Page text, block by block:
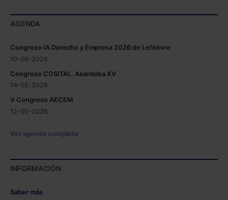
AGENDA
Congreso IA Derecho y Empresa 2026 de Lefebvre
10-06-2026
Congreso COSITAL. Asamblea XV
14-05-2026
V Congreso AECEM
12-05-2026
Ver agenda completa
INFORMACIÓN
Saber más